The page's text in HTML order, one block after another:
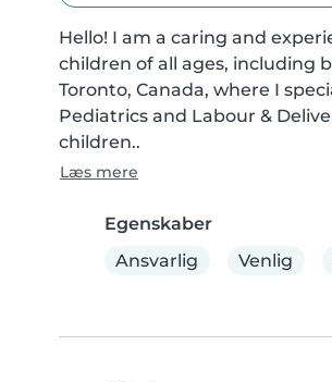
Hello! I am a caring and
children of all ages, including
Toronto, Canada, where I
Pediatrics and Labour &
children..
Læs mere
Egenskaber
Ansvarlig
Venlig